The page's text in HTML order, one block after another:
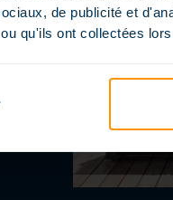
de publicité et
qu'ils ont collectées